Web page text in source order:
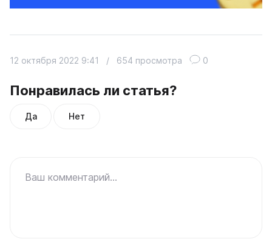
Понравилась ли статья?
Да Нет
12 октября 2022 9:41 / 654 просмотра 0
Ваш комментарий...